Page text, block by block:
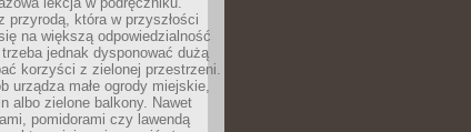
przyrodą, która w przyszłości
na większą odpowiedzialność
jednak dysponować dużą
korzyści z zielonej przestrzeni.
urządza małe ogrody miejskie,
albo zielone balkony. Nawet
pomidorami czy lawendą